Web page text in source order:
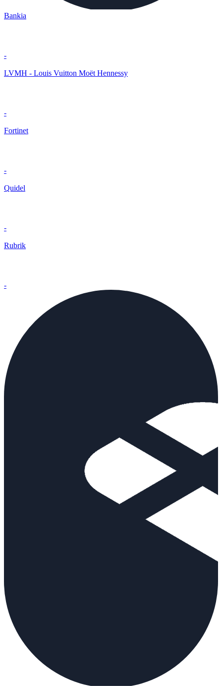
Bankia
-
LVMH - Louis Vuitton Moët Hennessy
-
Fortinet
-
Quidel
-
Rubrik
-